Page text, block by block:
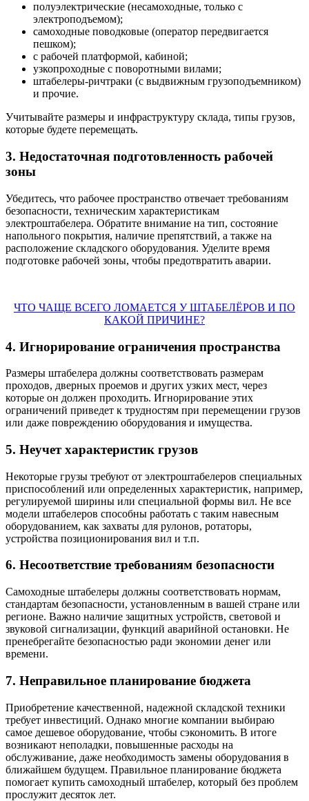
полуэлектрические (несамоходные, только с
электроподъемом);
самоходные поводковые (оператор передвигается
пешком);
с рабочей платформой, кабиной;
узкопроходные с поворотными вилами;
штабелеры-ричтраки (с выдвижным грузоподъемником)
и прочие.
Учитывайте размеры и инфраструктуру склада, типы грузов,
которые будете перемещать.
3. Недостаточная подготовленность рабочей
зоны
Убедитесь, что рабочее пространство отвечает требованиям
безопасности, техническим характеристикам
электроштабелера. Обратите внимание на тип, состояние
напольного покрытия, наличие препятствий, а также на
расположение складского оборудования. Уделите время
подготовке рабочей зоны, чтобы предотвратить аварии.
ЧТО ЧАЩЕ ВСЕГО ЛОМАЕТСЯ У ШТАБЕЛЁРОВ И ПО
КАКОЙ ПРИЧИНЕ?
4. Игнорирование ограничения пространства
Размеры штабелера должны соответствовать размерам
проходов, дверных проемов и других узких мест, через
которые он должен проходить. Игнорирование этих
ограничений приведет к трудностям при перемещении грузов
или даже повреждению оборудования и имущества.
5. Неучет характеристик грузов
Некоторые грузы требуют от электроштабелеров специальных
приспособлений или определенных характеристик, например,
регулируемой ширины или специальной формы вил. Не все
модели штабелеров способны работать с таким навесным
оборудованием, как захваты для рулонов, ротаторы,
устройства позиционирования вил и т.п.
6. Несоответствие требованиям безопасности
Самоходные штабелеры должны соответствовать нормам,
стандартам безопасности, установленным в вашей стране или
регионе. Важно наличие защитных устройств, световой и
звуковой сигнализации, функций аварийной остановки. Не
пренебрегайте безопасностью ради экономии денег или
времени.
7. Неправильное планирование бюджета
Приобретение качественной, надежной складской техники
требует инвестиций. Однако многие компании выбираю
самое дешевое оборудование, чтобы сэкономить. В итоге
возникают неполадки, повышенные расходы на
обслуживание, даже необходимость замены оборудования в
ближайшем будущем. Правильное планирование бюджета
помогает купить самоходный штабелер, который без проблем
прослужит десяток лет.